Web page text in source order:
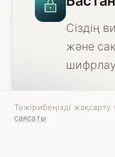
Сіздің
және
Тәжірибеңізді
саясаты